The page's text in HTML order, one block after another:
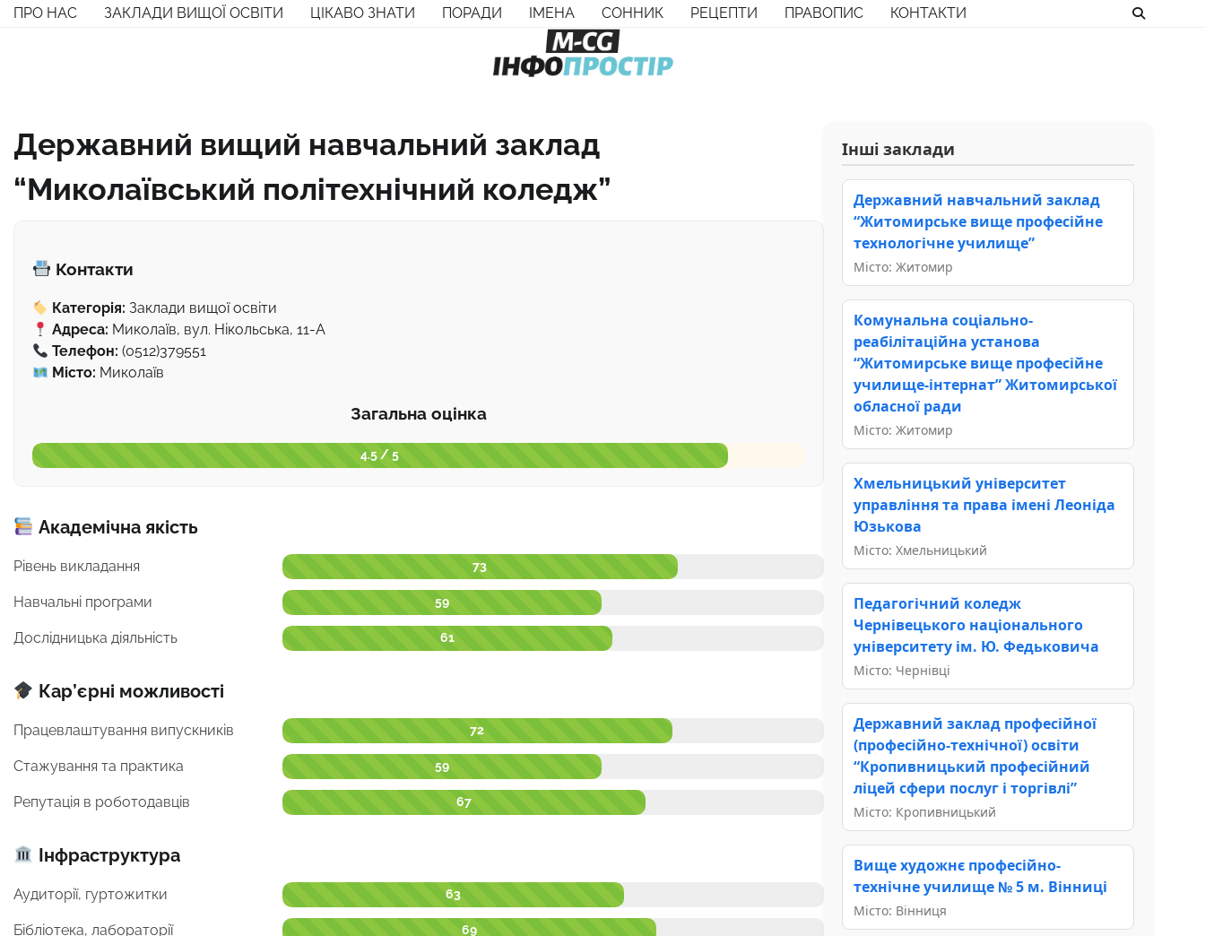
Перейти
ПРО НАС ЗАКЛАДИ ВИЩОЇ ОСВІТИ ЦІКАВО ЗНАТИ ПОРАДИ ІМЕНА СОННИК РЕЦЕПТИ ПРАВОПИС КОНТАКТИ
Державний вищий навчальний заклад
“Миколаївський політехнічний коледж”
Контакти
Категорія: Заклади вищої освіти
Адреса: Миколаїв, вул. Нікольська, 11-А
Телефон: (0512)379551
Місто: Миколаїв
Загальна оцінка
4.5 / 5
Академічна якість
Рівень викладання 73
Навчальні програми 59
Дослідницька діяльність 61
Кар’єрні можливості
Працевлаштування випускників 72
Стажування та практика 59
Репутація в роботодавців 67
Інфраструктура
Аудиторії, гуртожитки 63
Бібліотека, лабораторії 69
Інші заклади
Державний навчальний заклад
“Житомирське вище професійне
технологічне училище”
Місто: Житомир
Комунальна соціально-
реабілітаційна установа
“Житомирське вище професійне
училище-інтернат” Житомирської
обласної ради
Місто: Житомир
Хмельницький університет
управління та права імені Леоніда
Юзькова
Місто: Хмельницький
Педагогічний коледж
Чернівецького національного
університету ім. Ю. Федьковича
Місто: Чернівці
Державний заклад професійної
(професійно-технічної) освіти
“Кропивницький професійний
ліцей сфери послуг і торгівлі”
Місто: Кропивницький
Вище художнє професійно-
технічне училище № 5 м. Вінниці
Місто: Вінниця